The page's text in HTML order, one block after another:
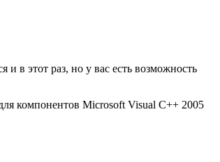
в этот раз, но у вас есть возможность
компонентов Microsoft Visual C++ 2005